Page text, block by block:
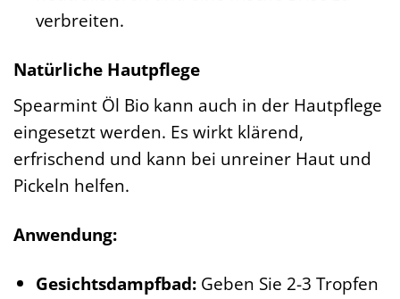
verbreiten.
Natürliche Hautpflege
Spearmint Öl Bio kann auch in der Hautpflege
eingesetzt werden. Es wirkt klärend,
erfrischend und kann bei unreiner Haut und
Pickeln helfen.
Anwendung:
Gesichtsdampfbad:Geben Sie 2-3 Tropfen